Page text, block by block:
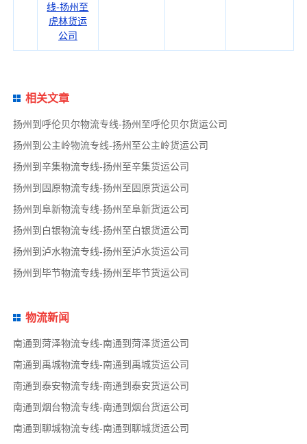
线-扬州至
虎林货运
公司
相关文章
扬州到呼伦贝尔物流专线-扬州至呼伦贝尔货运公司
扬州到公主岭物流专线-扬州至公主岭货运公司
扬州到辛集物流专线-扬州至辛集货运公司
扬州到固原物流专线-扬州至固原货运公司
扬州到阜新物流专线-扬州至阜新货运公司
扬州到白银物流专线-扬州至白银货运公司
扬州到泸水物流专线-扬州至泸水货运公司
扬州到毕节物流专线-扬州至毕节货运公司
物流新闻
南通到菏泽物流专线-南通到菏泽货运公司
南通到禹城物流专线-南通到禹城货运公司
南通到泰安物流专线-南通到泰安货运公司
南通到烟台物流专线-南通到烟台货运公司
南通到聊城物流专线-南通到聊城货运公司